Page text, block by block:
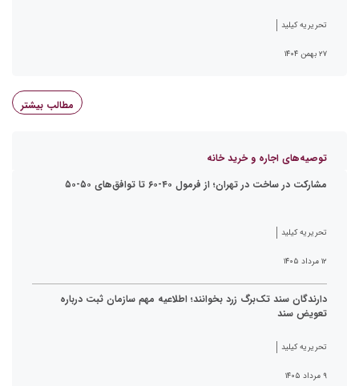
تحریریه کیلید
۲۷ بهمن ۱۴۰۴
مطالب بیشتر
توصیه‌های اجاره و خرید خانه
مشارکت در ساخت در تهران؛ از فرمول ۴۰-۶۰ تا توافق‌های ۵۰-۵۰
تحریریه کیلید
۱۲ مرداد ۱۴۰۵
دارندگان سند تک‌برگ زرد بخوانند؛ اطلاعیه مهم سازمان ثبت درباره
تعویض سند
تحریریه کیلید
۹ مرداد ۱۴۰۵